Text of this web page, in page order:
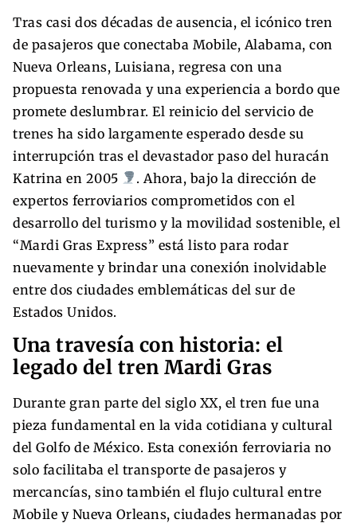
Tras casi dos décadas de ausencia, el icónico tren
de pasajeros que conectaba Mobile, Alabama, con
Nueva Orleans, Luisiana, regresa con una
propuesta renovada y una experiencia a bordo que
promete deslumbrar. El reinicio del servicio de
trenes ha sido largamente esperado desde su
interrupción tras el devastador paso del huracán
Katrina en 2005
. Ahora, bajo la dirección de
expertos ferroviarios comprometidos con el
desarrollo del turismo y la movilidad sostenible, el
“Mardi Gras Express” está listo para rodar
nuevamente y brindar una conexión inolvidable
entre dos ciudades emblemáticas del sur de
Estados Unidos.
Una travesía con historia: el
legado del tren Mardi Gras
Durante gran parte del siglo XX, el tren fue una
pieza fundamental en la vida cotidiana y cultural
del Golfo de México. Esta conexión ferroviaria no
solo facilitaba el transporte de pasajeros y
mercancías, sino también el flujo cultural entre
Mobile y Nueva Orleans, ciudades hermanadas por